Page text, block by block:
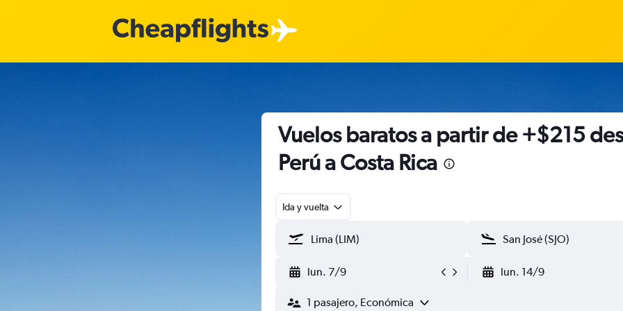
Vuelos baratos a partir de +$215
Perú a Costa Rica
Ida y vuelta
lun. 7/9 lun. 14/9
1 pasajero, Económica